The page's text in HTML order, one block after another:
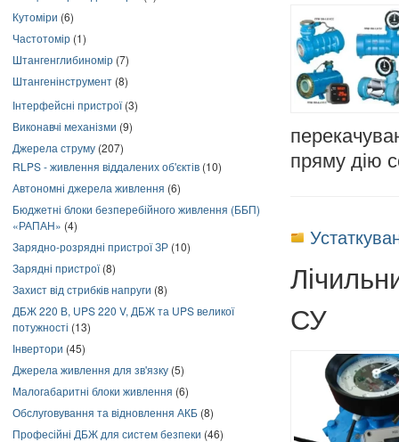
Кутоміри (6)
Частотомір (1)
Штангенглибиномір (7)
Штангенінструмент (8)
Інтерфейсні пристрої(3)
Виконавчі механізми (9)
Джерела струму (207)
RLPS - живлення віддалених об'єктів (10)
Автономні джерела живлення (6)
Бюджетні блоки безперебійного живлення (ББП)
«РАПАН» (4)
Зарядно-розрядні пристрої ЗР (10)
Зарядні пристрої(8)
Захист від стрибків напруги (8)
ДБЖ 220 В, UPS 220 V, ДБЖ та UPS великої
потужності (13)
Інвертори (45)
Джерела живлення для зв'язку (5)
Малогабаритні блоки живлення (6)
Обслуговування та відновлення АКБ (8)
Професійні ДБЖ для систем безпеки (46)
пряму дію
СУ